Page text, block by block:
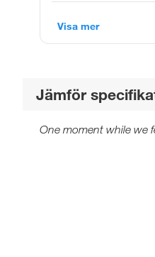
Visa mer
Jämför
One moment while we